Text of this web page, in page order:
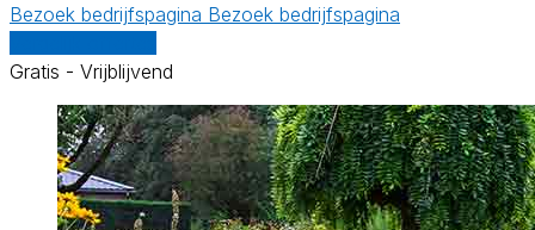
Bezoek bedrijfspagina Bezoek bedrijfspagina
Gratis - Vrijblijvend